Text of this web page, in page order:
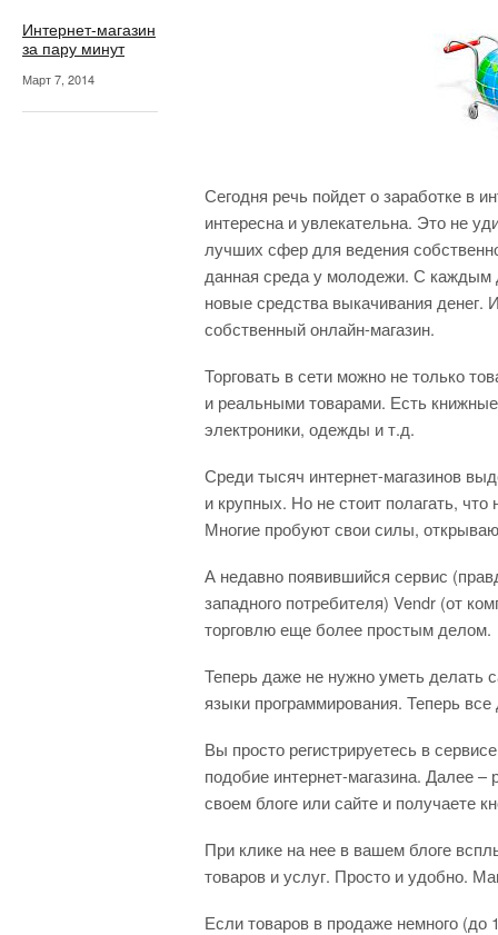
Интернет-магазин
за пару минут
Март 7, 2014
Сегодня речь пойдет о заработке в
интересна и увлекательна. Это не
лучших сфер для ведения
данная среда у молодежи. С каждым
новые средства выкачивания
собственный онлайн-магазин.
Торговать в сети можно не только
и реальными товарами. Есть
электроники, одежды и т.д.
Среди тысяч интернет-магазинов
и крупных. Но не стоит полагать,
Многие пробуют свои силы,
А недавно появившийся сервис
западного потребителя) Vendr (от
торговлю еще более простым делом.
Теперь даже не нужно уметь делать
языки программирования. Теперь
Вы просто регистрируетесь в
подобие интернет-магазина. Далее
своем блоге или сайте и получаете
При клике на нее в вашем блоге
товаров и услуг. Просто и удобно.
Если товаров в продаже немного (до